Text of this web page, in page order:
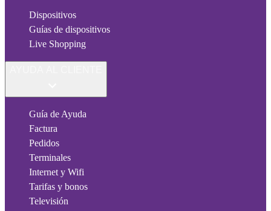
Dispositivos
Guías de dispositivos
Live Shopping
Guía de Ayuda
Factura
Pedidos
Terminales
Internet y Wifi
Tarifas y bonos
Televisión